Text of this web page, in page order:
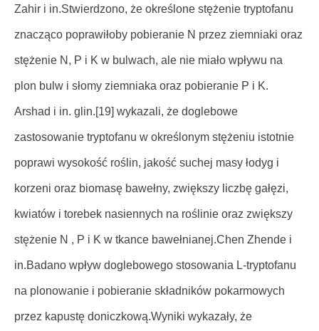
Zahir i in.Stwierdzono, że określone stężenie tryptofanu
znacząco poprawiłoby pobieranie N przez ziemniaki oraz
stężenie N, P i K w bulwach, ale nie miało wpływu na
plon bulw i słomy ziemniaka oraz pobieranie P i K.
Arshad i in. glin.[19] wykazali, że doglebowe
zastosowanie tryptofanu w określonym stężeniu istotnie
poprawi wysokość roślin, jakość suchej masy łodyg i
korzeni oraz biomasę bawełny, zwiększy liczbę gałęzi,
kwiatów i torebek nasiennych na roślinie oraz zwiększy
stężenie N , P i K w tkance bawełnianej.Chen Zhende i
in.Badano wpływ doglebowego stosowania L-tryptofanu
na plonowanie i pobieranie składników pokarmowych
przez kapustę doniczkową.Wyniki wykazały, że